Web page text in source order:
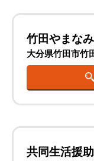
竹田やまな
大分県竹田市竹
共同生活援